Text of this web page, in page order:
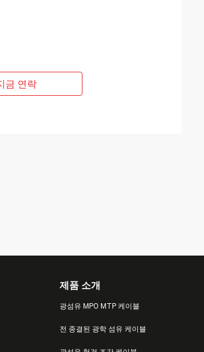
금 연락
제품 소개
광섬유 MPO MTP 케이블
전 종결된 광학 섬유 케이블